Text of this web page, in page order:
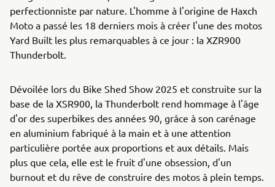
perfectionniste par nature. L'homme à l'origine de Haxch
Moto a passé les 18 derniers mois à créer l'une des motos
Yard Built les plus remarquables à ce jour : la XZR900
Thunderbolt.
Dévoilée lors du Bike Shed Show 2025 et construite sur la
base de la XSR900, la Thunderbolt rend hommage à l'âge
d'or des superbikes des années 90, grâce à son carénage
en aluminium fabriqué à la main et à une attention
particulière portée aux proportions et aux détails. Mais
plus que cela, elle est le fruit d'une obsession, d'un
burnout et du rêve de construire des motos à plein temps.